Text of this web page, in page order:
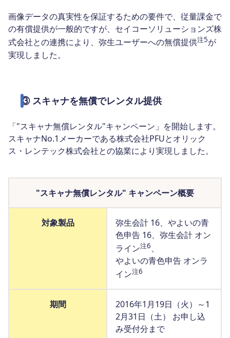
画像データの真実性を保証するための要件で、従量課金で
の有償提供が一般的ですが、セイコーソリューションズ株
式会社との連携により、弥生ユーザーへの無償提供注5が
実現しました。
③ スキャナを無償でレンタル提供
「"スキャナ無償レンタル"キャンペーン」を開始します。
スキャナNo.1メーカーである株式会社PFUとオリック
ス・レンテック株式会社との協業により実現しました。
"スキャナ無償レンタル" キャンペーン概要
対象製品
弥生会計 16、やよいの青
色申告 16、弥生会計 オン
ライン注6、
やよいの青色申告 オンラ
イン注6
期間
2016年1月19日（火）～1
2月31日（土） お申し込
み受付分まで